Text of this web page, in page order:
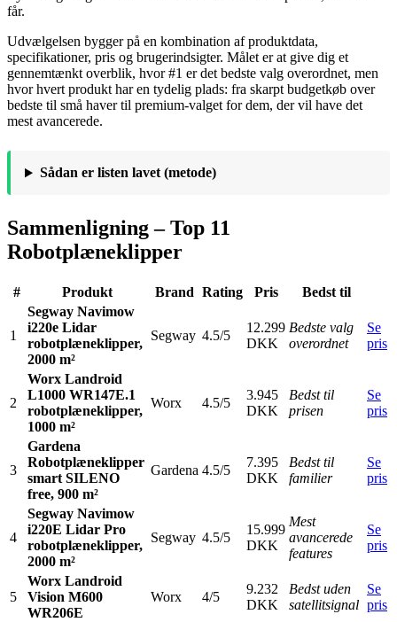
får.
Udvælgelsen bygger på en kombination af produktdata,
specifikationer, pris og brugerindsigter. Målet er at give dig et
gennemtænkt overblik, hvor #1 er det bedste valg overordnet, men
hvor hvert produkt har en tydelig plads: fra skarpt budgetkøb over
bedste til små haver til premium-valget for dem, der vil have det
mest avancerede.
Sådan er listen lavet (metode)
Sammenligning – Top 11
Robotplæneklipper
# Produkt Brand Rating Pris Bedst til
1
Segway Navimow
i220e Lidar
robotplæneklipper,
2000 m²
Segway 4.5/5
12.299
DKK
Bedste valg
overordnet
Se
pris
2
Worx Landroid
L1000 WR147E.1
robotplæneklipper,
1000 m²
Worx 4.5/5
3.945
DKK
Bedst til
prisen
Se
pris
3
Gardena
Robotplæneklipper
smart SILENO
free, 900 m²
Gardena 4.5/5
7.395
DKK
Bedst til
familier
Se
pris
4
Segway Navimow
i220E Lidar Pro
robotplæneklipper,
2000 m²
Segway 4.5/5
15.999
DKK
Mest
avancerede
features
Se
pris
5
Worx Landroid
Vision M600
WR206E
Worx 4/5
9.232
DKK
Bedst uden
satellitsignal
Se
pris